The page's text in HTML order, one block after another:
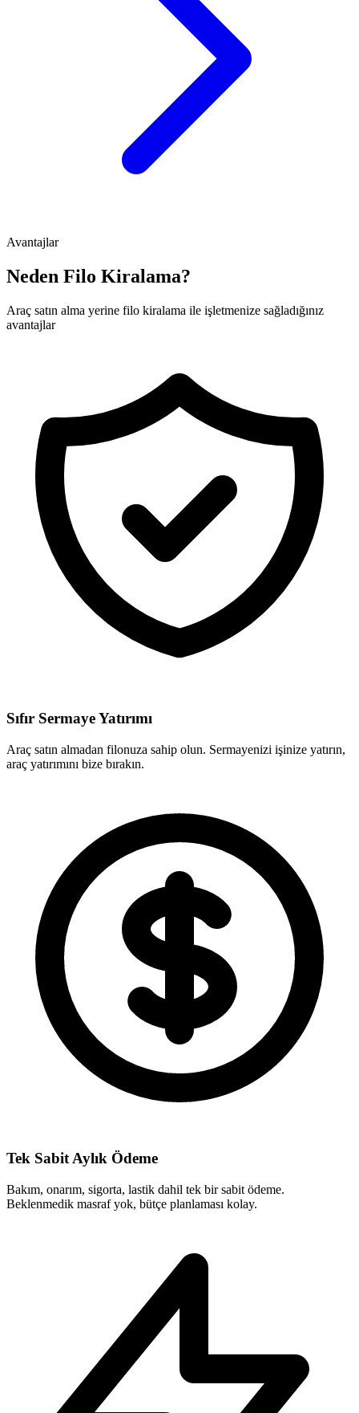
Avantajlar
Neden Filo Kiralama?
Araç satın alma yerine filo kiralama ile işletmenize sağladığınız
avantajlar
Sıfır Sermaye Yatırımı
Araç satın almadan filonuza sahip olun. Sermayenizi işinize yatırın,
araç yatırımını bize bırakın.
Tek Sabit Aylık Ödeme
Bakım, onarım, sigorta, lastik dahil tek bir sabit ödeme.
Beklenmedik masraf yok, bütçe planlaması kolay.